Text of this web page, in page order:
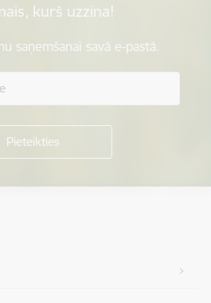
kurš uzzina!
saņemšanai savā e-pastā.